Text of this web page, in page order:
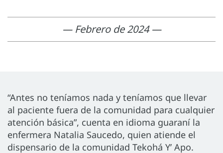
— Febrero de 2024 —
“Antes no teníamos nada y teníamos que llevar
al paciente fuera de la comunidad para cualquier
atención básica”, cuenta en idioma guaraní la
enfermera Natalia Saucedo, quien atiende el
dispensario de la comunidad Tekohá Y’ Apo.